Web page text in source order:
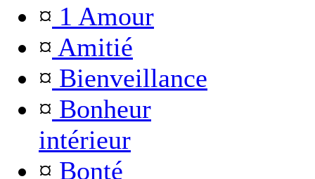
¤ 1 Amour
¤ Amitié
¤ Bienveillance
¤ Bonheur
intérieur
¤ Bonté